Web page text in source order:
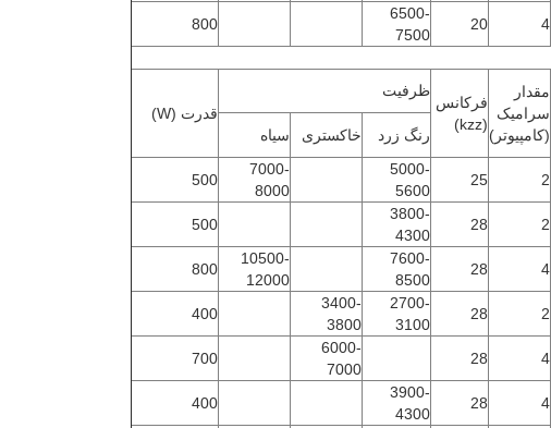
4
20
6500-
7500
800
مقدار
سرامیک
(کامپیوتر)
فرکانس
(kzz)
ظرفیت
قدرت (W)
رنگ زرد
خاکستری
سیاه
2
25
5000-
5600
7000-
8000
500
2
28
3800-
4300
500
4
28
7600-
8500
10500-
12000
800
2
28
2700-
3100
3400-
3800
400
4
28
6000-
7000
700
4
28
3900-
4300
400